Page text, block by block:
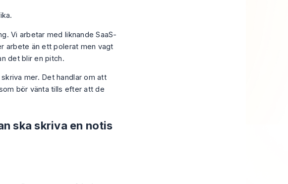
Vi arbetar med liknande SaaS-
arbete än ett polerat men vagt
det blir en pitch.
mer. Det handlar om att
bör vänta tills efter att de
ska skriva en notis